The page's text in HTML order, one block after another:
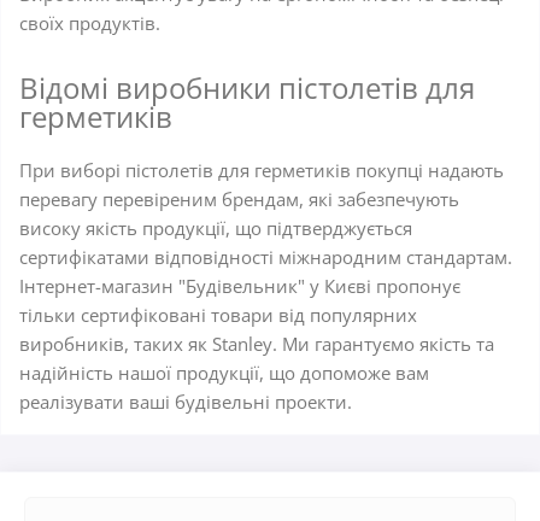
своїх продуктів.
Відомі виробники пістолетів для
герметиків
При виборі пістолетів для герметиків покупці надають
перевагу перевіреним брендам, які забезпечують
високу якість продукції, що підтверджується
сертифікатами відповідності міжнародним стандартам.
Інтернет-магазин "Будівельник" у Києві пропонує
тільки сертифіковані товари від популярних
виробників, таких як Stanley. Ми гарантуємо якість та
надійність нашої продукції, що допоможе вам
реалізувати ваші будівельні проекти.